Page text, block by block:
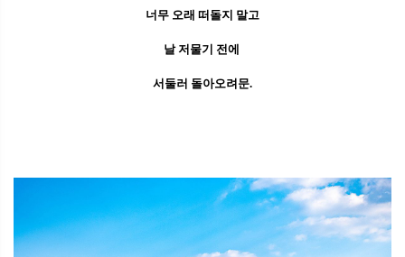
너무 오래 떠돌지 말고
날 저물기 전에
서둘러 돌아오려문.